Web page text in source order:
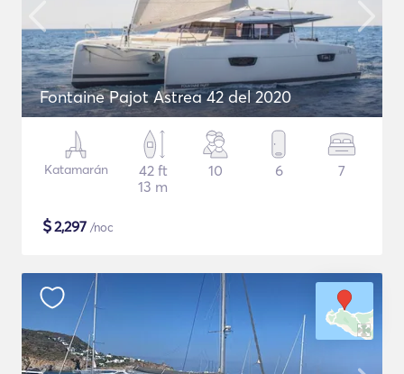
Fontaine Pajot Astrea 42 del 2020
Katamarán
42 ft
13 m
10 6 7
$2,297 /noc